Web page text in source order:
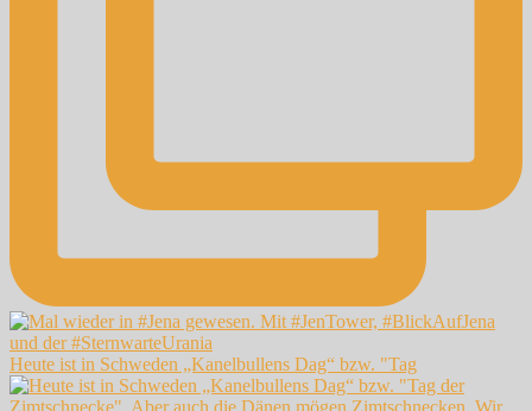
Heute ist in Schweden „Kanelbullens Dag“ bzw. "Tag